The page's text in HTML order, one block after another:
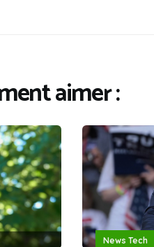
aimer :
News Tech